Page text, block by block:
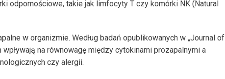
odpornościowe, takie jak limfocyty T czy komórki NK (Natural
w organizmie. Według badań opublikowanych w „Journal of
na równowagę między cytokinami prozapalnymi a
czy alergii.